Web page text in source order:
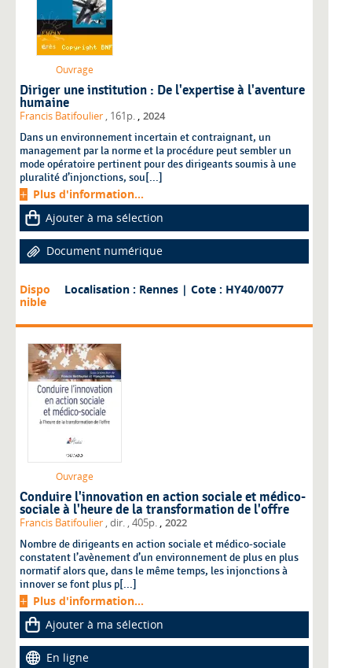
Ouvrage
Diriger une institution : De l'expertise à l'aventure
humaine
Francis Batifoulier, 161p. , 2024
Dans un environnement incertain et contraignant, un
management par la norme et la procédure peut sembler un
mode opératoire pertinent pour des dirigeants soumis à une
pluralité d’injonctions, sou[...]
Plus d'information...
Ajouter à ma sélection
Document numérique
Dispo
nible
Localisation : Rennes | Cote : HY40/0077
Ouvrage
Conduire l'innovation en action sociale et médico-
sociale à l'heure de la transformation de l'offre
Francis Batifoulier , dir. , 405p. 2022
Nombre de dirigeants en action sociale et médico-sociale
constatent l’avènement d’un environnement de plus en plus
normatif alors que, dans le même temps, les injonctions à
innover se font plus p[...]
Plus d'information...
Ajouter à ma sélection
En ligne